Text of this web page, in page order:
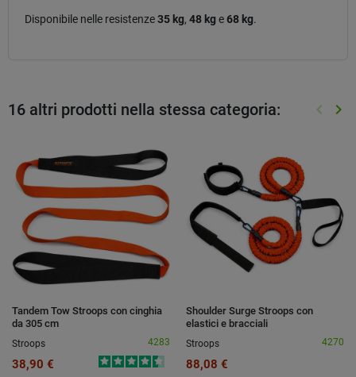
Disponibile nelle resistenze35 kg, 48 kge68 kg.
16 altri prodotti nella stessa categoria: keyboard_arrow_left keyboard_arrow_right
Tandem Tow Stroops con cinghia
da 305 cm
Stroops
4283
38,90 €
Shoulder Surge Stroops con
elastici e bracciali
Stroops
4270
88,08 €